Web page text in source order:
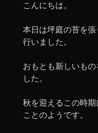
こんにちは。
本日は坪庭の苔を
行いました。
おもとも新しいも
した。
秋を迎えるこの時
ことのようです。